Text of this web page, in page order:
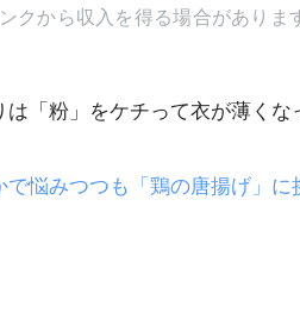
クから収入を得る場合がありま
「粉」をケチって衣が薄くな
悩みつつも「鶏の唐揚げ」に